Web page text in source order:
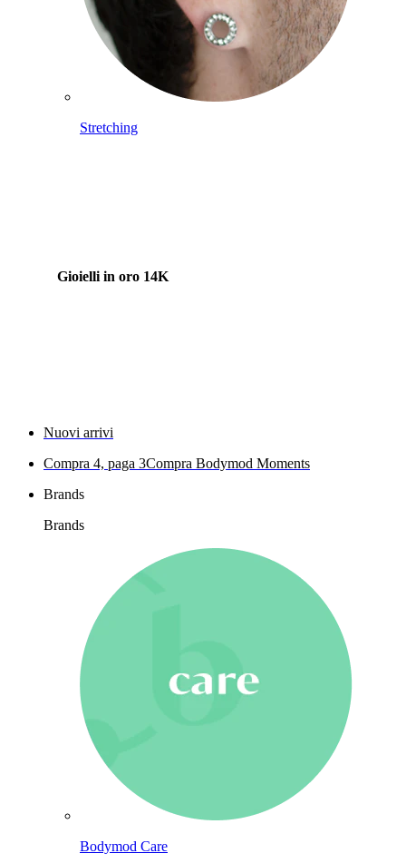
Stretching
Gioielli in oro 14K
Nuovi arrivi
Compra 4, paga 3Compra Bodymod Moments
Brands
Brands
Bodymod Care